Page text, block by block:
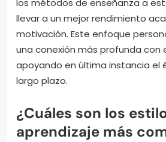
los métodos de enseñanza a
llevar a un mejor rendimiento
motivación. Este enfoque
una conexión más profunda con
apoyando en última instancia el
largo plazo.
¿Cuáles son los
aprendizaje más